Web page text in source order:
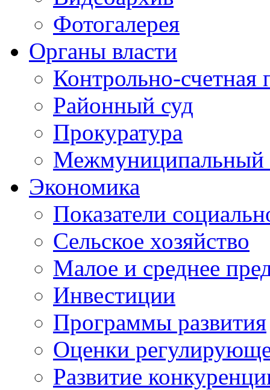
Фотогалерея
Органы власти
Контрольно-счетная
Районный суд
Прокуратура
Межмуниципальный
Экономика
Показатели
Сельское хозяйство
Малое и среднее
Инвестиции
Программы развития
Оценки
Развитие